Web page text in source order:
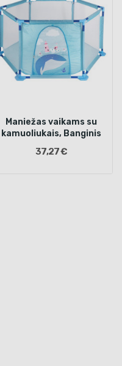
Maniežas vaikams su
kamuoliukais, Banginis
37,27 €